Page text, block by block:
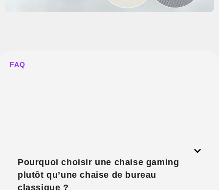
FAQ
Pourquoi choisir une chaise gaming
plutôt qu’une chaise de bureau
classique ?